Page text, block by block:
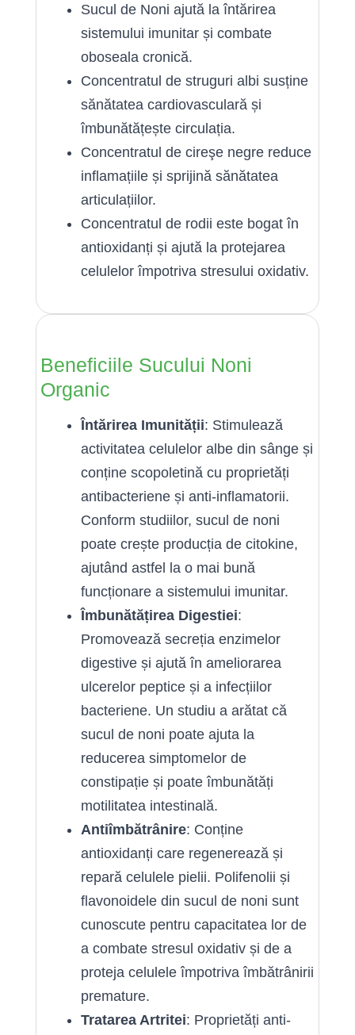
Sucul de Noni ajută la întărirea
sistemului imunitar și combate
oboseala cronică.
Concentratul de struguri albi susține
sănătatea cardiovasculară și
îmbunătățește circulația.
Concentratul de cireşe negre reduce
inflamațiile și sprijină sănătatea
articulațiilor.
Concentratul de rodii este bogat în
antioxidanți și ajută la protejarea
celulelor împotriva stresului oxidativ.
Beneficiile Sucului Noni
Organic
Întărirea Imunității: Stimulează
activitatea celulelor albe din sânge și
conține scopoletină cu proprietăți
antibacteriene și anti-inflamatorii.
Conform studiilor, sucul de noni
poate crește producția de citokine,
ajutând astfel la o mai bună
funcționare a sistemului imunitar.
Îmbunătățirea Digestiei:
Promovează secreția enzimelor
digestive și ajută în ameliorarea
ulcerelor peptice și a infecțiilor
bacteriene. Un studiu a arătat că
sucul de noni poate ajuta la
reducerea simptomelor de
constipație și poate îmbunătăți
motilitatea intestinală.
Antiîmbătrânire: Conține
antioxidanți care regenerează și
repară celulele pielii. Polifenolii și
flavonoidele din sucul de noni sunt
cunoscute pentru capacitatea lor de
a combate stresul oxidativ și de a
proteja celulele împotriva îmbătrânirii
premature.
Tratarea Artritei: Proprietăți anti-